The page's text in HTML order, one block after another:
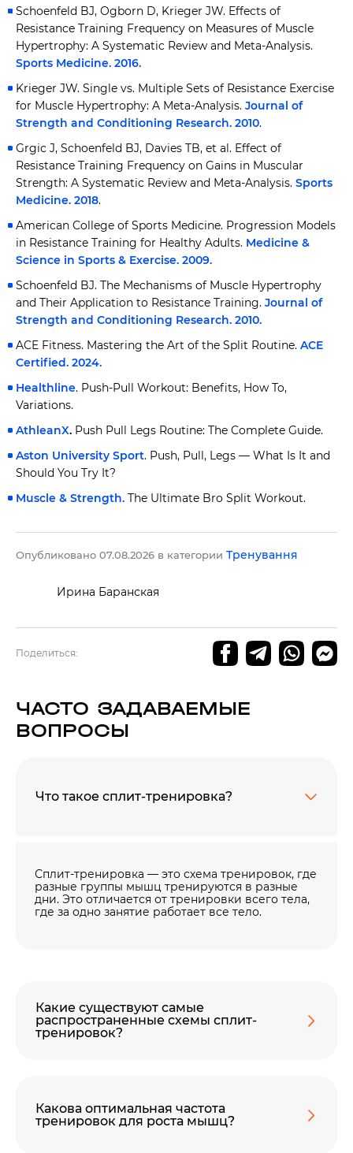
Schoenfeld BJ, Ogborn D, Krieger JW. Effects of
Resistance Training Frequency on Measures of Muscle
Hypertrophy: A Systematic Review and Meta-Analysis.
Sports Medicine. 2016.
Krieger JW. Single vs. Multiple Sets of Resistance Exercise
for Muscle Hypertrophy: A Meta-Analysis. Journal of
Strength and Conditioning Research. 2010.
Grgic J, Schoenfeld BJ, Davies TB, et al. Effect of
Resistance Training Frequency on Gains in Muscular
Strength: A Systematic Review and Meta-Analysis. Sports
Medicine. 2018.
American College of Sports Medicine. Progression Models
in Resistance Training for Healthy Adults. Medicine &
Science in Sports & Exercise. 2009.
Schoenfeld BJ. The Mechanisms of Muscle Hypertrophy
and Their Application to Resistance Training. Journal of
Strength and Conditioning Research. 2010.
ACE Fitness. Mastering the Art of the Split Routine. ACE
Certified. 2024.
Healthline. Push-Pull Workout: Benefits, How To,
Variations.
AthleanX. Push Pull Legs Routine: The Complete Guide.
Aston University Sport. Push, Pull, Legs — What Is It and
Should You Try It?
Muscle & Strength. The Ultimate Bro Split Workout.
Опубликовано 07.08.2026 в категории Тренування
Ирина Баранская
Поделиться:
ЧАСТО ЗАДАВАЕМЫЕ
ВОПРОСЫ
Что такое сплит-тренировка?
Сплит-тренировка — это схема тренировок, где
разные группы мышц тренируются в разные
дни. Это отличается от тренировки всего тела,
где за одно занятие работает все тело.
Какие существуют самые
распространенные схемы сплит-
тренировок?
Какова оптимальная частота
тренировок для роста мышц?